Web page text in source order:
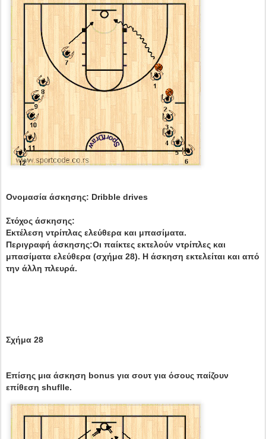
Ονομασία άσκησης: Dribble drives
Στόχος άσκησης:
Εκτέλεση ντρίπλας ελεύθερα και μπασίματα.
Περιγραφή άσκησης:Οι παίκτες εκτελούν ντρίπλες και
μπασίματα ελεύθερα (σχήμα 28). Η άσκηση εκτελείται και από
την άλλη πλευρά.
Σχήμα 28
Επίσης μια άσκηση bonus για σουτ για όσους παίζουν
επίθεση shuflle.